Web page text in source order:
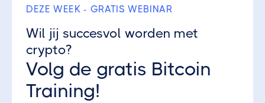
DEZE WEEK - GRATIS WEBINAR
Wil jij succesvol worden met
crypto?
Volg de gratis Bitcoin
Training!